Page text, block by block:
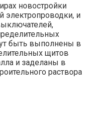
новостройки
электропроводки, и
быть выполнены в
щитов
и заделаны в
раствора